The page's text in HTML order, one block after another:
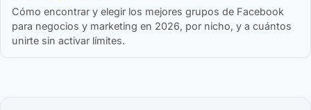
Cómo encontrar y elegir los mejores grupos de Facebook
para negocios y marketing en 2026, por nicho, y a cuántos
unirte sin activar límites.